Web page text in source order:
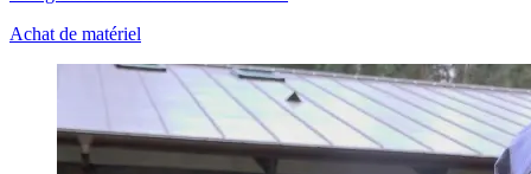
Achat de matériel